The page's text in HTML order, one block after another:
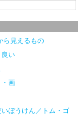
ら見えるもの
良い
・画
ぼうけん／トム・ゴ